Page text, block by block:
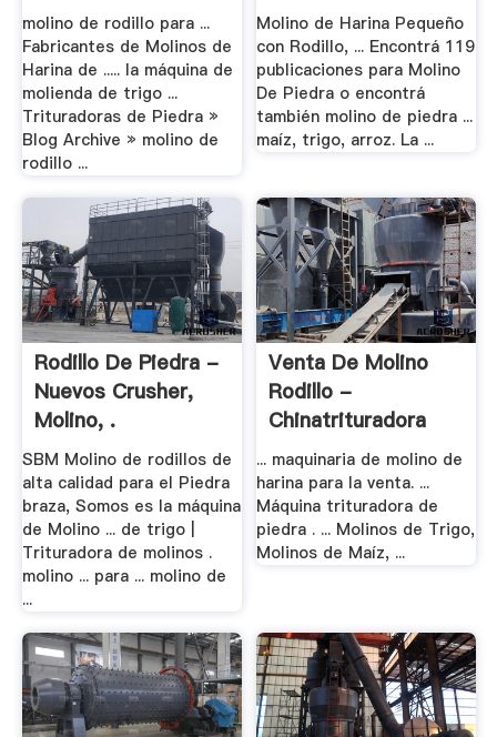
molino de rodillo para ...
Fabricantes de Molinos de
Harina de ..... la máquina de
molienda de trigo ...
Trituradoras de Piedra »
Blog Archive » molino de
rodillo ...
Molino de Harina Pequeño
con Rodillo, ... Encontrá 119
publicaciones para Molino
De Piedra o encontrá
también molino de piedra ...
maíz, trigo, arroz. La ...
Rodillo De Piedra -
Nuevos Crusher,
Molino, .
SBM Molino de rodillos de
alta calidad para el Piedra
braza, Somos es la máquina
de Molino ... de trigo |
Trituradora de molinos .
molino ... para ... molino de
...
Venta De Molino
Rodillo -
Chinatrituradora
... maquinaria de molino de
harina para la venta. ...
Máquina trituradora de
piedra . ... Molinos de Trigo,
Molinos de Maíz, ...